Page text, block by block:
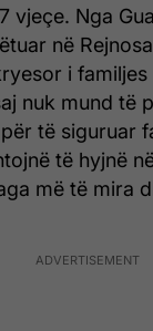
vjeçe. Nga
në
i
nuk mund të
të siguruar
të hyjnë
më të mira